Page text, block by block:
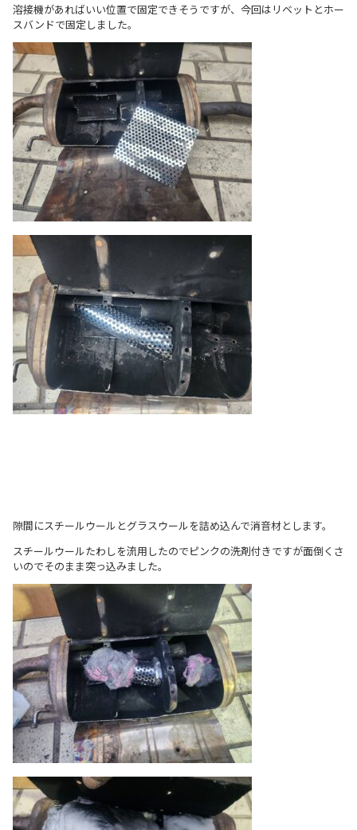
溶接機があればいい位置で固定できそうですが、今回はリベットとホー
スバンドで固定しました。
隙間にスチールウールとグラスウールを詰め込んで消音材とします。
スチールウールたわしを流用したのでピンクの洗剤付きですが面倒くさ
いのでそのまま突っ込みました。